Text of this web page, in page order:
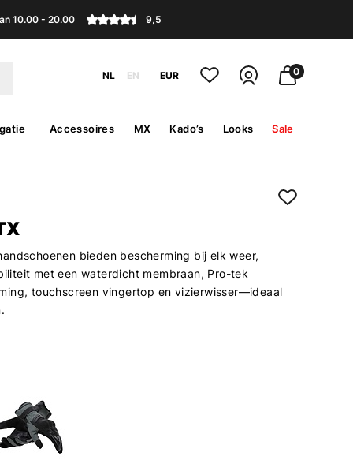
10.00 - 20.00 9,5
NL EN EUR 0
Accessoires MX Kado’s Looks Sale
bieden bescherming bij elk weer,
met een waterdicht membraan, Pro-tek
touchscreen vingertop en vizierwisser—ideaal